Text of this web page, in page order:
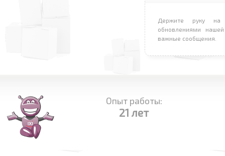
Держите руку на
обновлениями
важные сообщения.
Опыт работы:
21 лет